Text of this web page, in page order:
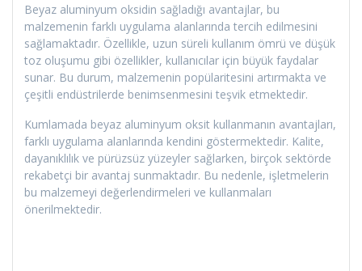
Beyaz aluminyum oksidin sağladığı avantajlar, bu
malzemenin farklı uygulama alanlarında tercih edilmesini
sağlamaktadır. Özellikle, uzun süreli kullanım ömrü ve düşük
toz oluşumu gibi özellikler, kullanıcılar için büyük faydalar
sunar. Bu durum, malzemenin popülaritesini artırmakta ve
çeşitli endüstrilerde benimsenmesini teşvik etmektedir.
Kumlamada beyaz aluminyum oksit kullanmanın avantajları,
farklı uygulama alanlarında kendini göstermektedir. Kalite,
dayanıklılık ve pürüzsüz yüzeyler sağlarken, birçok sektörde
rekabetçi bir avantaj sunmaktadır. Bu nedenle, işletmelerin
bu malzemeyi değerlendirmeleri ve kullanmaları
önerilmektedir.